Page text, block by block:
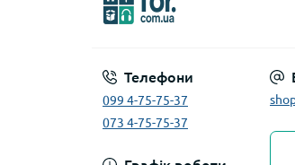
Телефони
099 4-75-75-37
073 4-75-75-37